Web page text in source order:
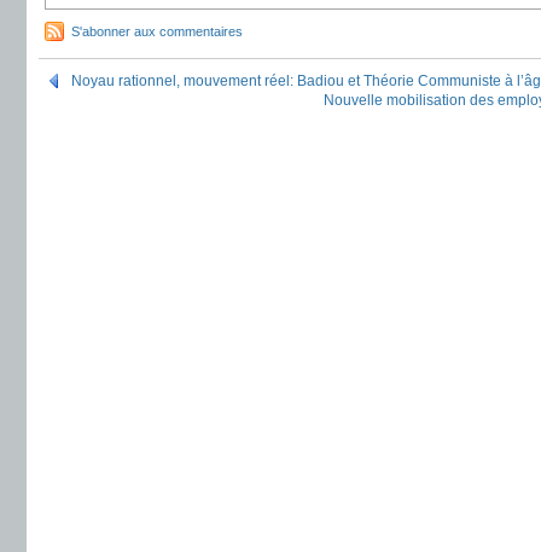
S'abonner aux commentaires
Noyau rationnel, mouvement réel: Badiou et Théorie Communiste à
Nouvelle mobilisation des